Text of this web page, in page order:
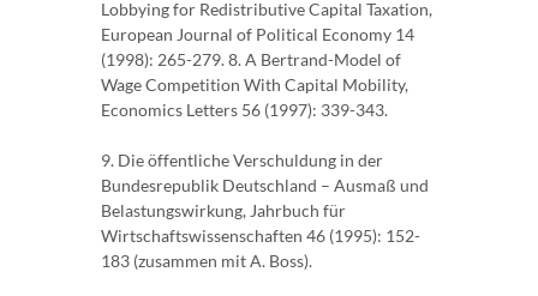
Lobbying for Redistributive Capital Taxation,
European Journal of Political Economy 14
(1998): 265-279. 8. A Bertrand-Model of
Wage Competition With Capital Mobility,
Economics Letters 56 (1997): 339-343.
9. Die öffentliche Verschuldung in der
Bundesrepublik Deutschland – Ausmaß und
Belastungswirkung, Jahrbuch für
Wirtschaftswissenschaften 46 (1995): 152-
183 (zusammen mit A. Boss).